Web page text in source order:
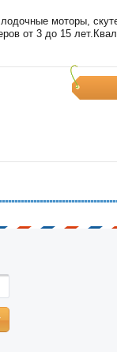
моторы,
от 3 до 15